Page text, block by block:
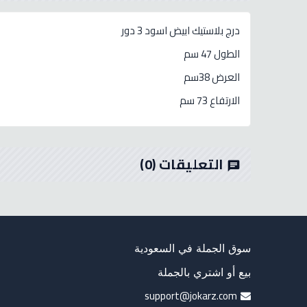
درج بلاستيك ابيض اسود 3 دور
الطول 47 سم
العرض 38سم
الارتفاع 73 سم
chat التعليقات(0)
سوق الجملة في السعودية
بيع أو اشتري بالجملة
support@jokarz.com